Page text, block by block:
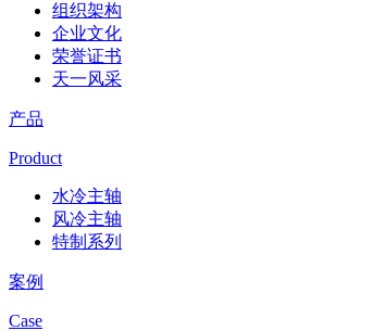
组织架构
企业文化
荣誉证书
天一风采
产品
Product
水冷主轴
风冷主轴
特制系列
案例
Case